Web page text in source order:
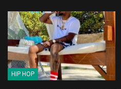
HIP HOP